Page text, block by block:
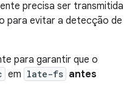
precisa ser transmitida
para evitar a detecção de
para garantir que o
em late-fs antes